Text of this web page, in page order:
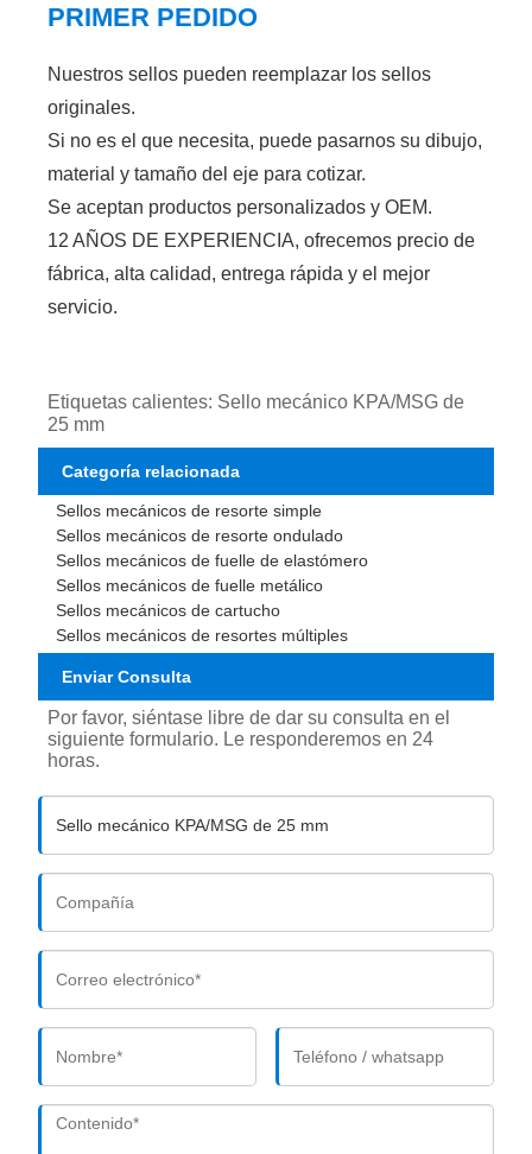
PRIMER PEDIDO
Nuestros sellos pueden reemplazar los sellos
originales.
Si no es el que necesita, puede pasarnos su dibujo,
material y tamaño del eje para cotizar.
Se aceptan productos personalizados y OEM.
12 AÑOS DE EXPERIENCIA, ofrecemos precio de
fábrica, alta calidad, entrega rápida y el mejor
servicio.
Etiquetas calientes: Sello mecánico KPA/MSG de
25 mm
Categoría relacionada
Sellos mecánicos de resorte simple
Sellos mecánicos de resorte ondulado
Sellos mecánicos de fuelle de elastómero
Sellos mecánicos de fuelle metálico
Sellos mecánicos de cartucho
Sellos mecánicos de resortes múltiples
Enviar Consulta
Por favor, siéntase libre de dar su consulta en el
siguiente formulario. Le responderemos en 24
horas.